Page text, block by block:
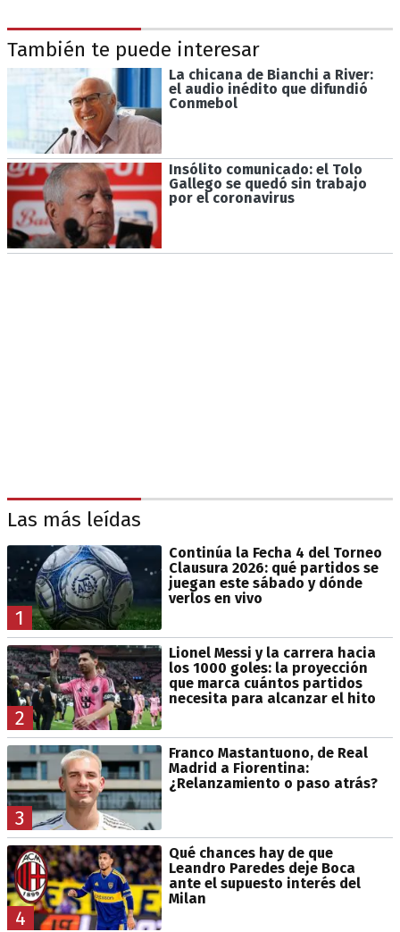
También te puede interesar
La chicana de Bianchi a River:
el audio inédito que difundió
Conmebol
Insólito comunicado: el Tolo
Gallego se quedó sin trabajo
por el coronavirus
Las más leídas
1
Continúa la Fecha 4 del Torneo
Clausura 2026: qué partidos se
juegan este sábado y dónde
verlos en vivo
2
Lionel Messi y la carrera hacia
los 1000 goles: la proyección
que marca cuántos partidos
necesita para alcanzar el hito
3
Franco Mastantuono, de Real
Madrid a Fiorentina:
¿Relanzamiento o paso atrás?
4
Qué chances hay de que
Leandro Paredes deje Boca
ante el supuesto interés del
Milan